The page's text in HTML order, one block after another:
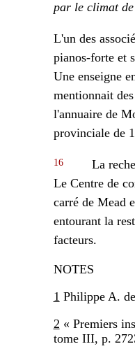
par le climat de
L'un des
pianos-forte et
Une enseigne
mentionnait
l'annuaire de
provinciale de
16
La
Le Centre de
carré de Mead
entourant la
facteurs.
NOTES
1 Philippe A.
2 « Premiers
tome III, p.